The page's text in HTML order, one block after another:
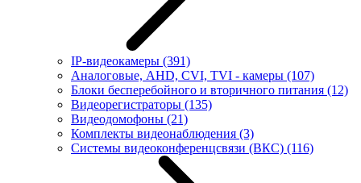
IP-видеокамеры (391)
Аналоговые, AHD, CVI, TVI - камеры (107)
Блоки бесперебойного и вторичного питания (12)
Видеорегистраторы (135)
Видеодомофоны (21)
Комплекты видеонаблюдения (3)
Системы видеоконференцсвязи (ВКС) (116)